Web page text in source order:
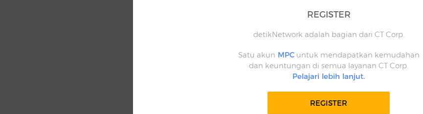
REGISTER
detikNetwork adalah bagian dari CT Corp.
Satu akun MPCuntuk mendapatkan kemudahan
dan keuntungan di semua layanan CT Corp.
Pelajari lebih lanjut.
REGISTER